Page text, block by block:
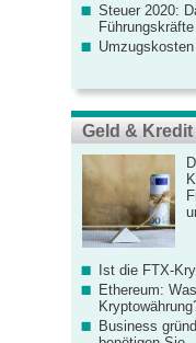
Steuer 2020:
Führungskräfte
Geld & Kredit
Ist die FTX-
Ethereum:
Business